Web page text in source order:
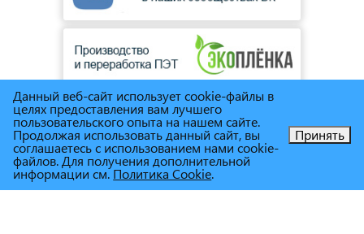
© Сеть магазинов инструмента и техники"Торговый дом
Снабженец"1995г. - 2025г.
Позвоните нам!
Данный веб-сайт использует cookie-файлы в
целях предоставления вам лучшего
пользовательского опыта на нашем сайте.
Продолжая использовать данный сайт, вы
соглашаетесь с использованием нами cookie-
файлов. Для получения дополнительной
информации см.Политика Cookie.
Принять